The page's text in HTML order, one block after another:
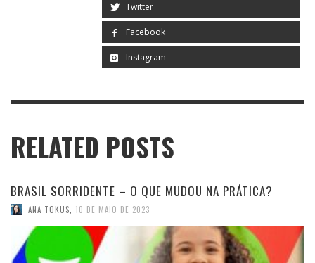
Twitter
Facebook
Instagram
RELATED POSTS
BRASIL SORRIDENTE – O QUE MUDOU NA PRÁTICA?
ANA TOKUS, 10 DE MAIO DE 2023